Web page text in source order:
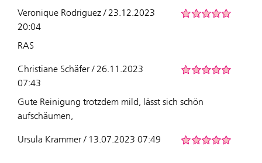
Veronique Rodriguez / 23.12.2023
20:04
RAS
Christiane Schäfer / 26.11.2023
07:43
Gute Reinigung trotzdem mild, lässt sich schön
aufschäumen,
Ursula Krammer / 13.07.2023 07:49